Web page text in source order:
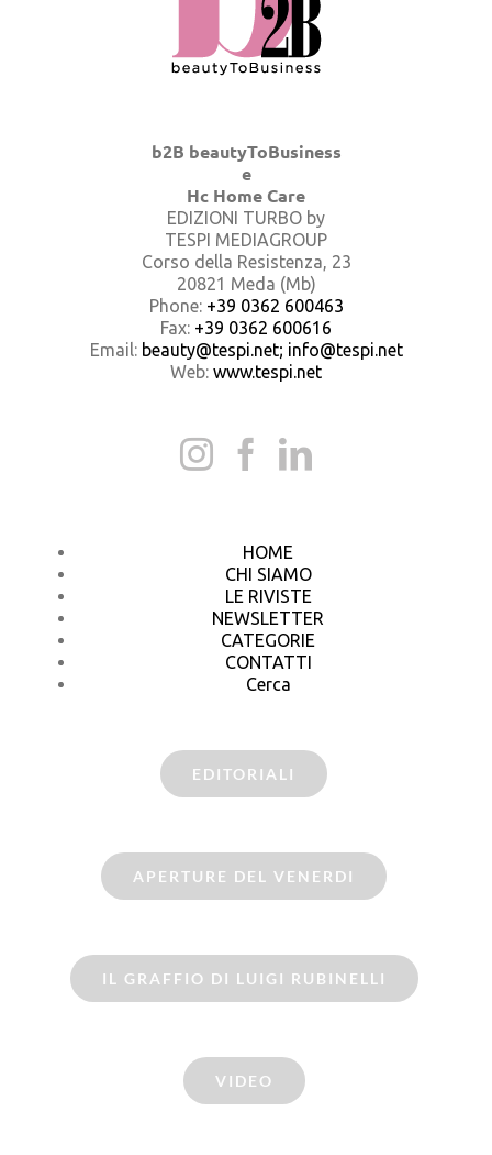
b2B beautyToBusiness
e
Hc Home Care
EDIZIONI TURBO by
TESPI MEDIAGROUP
Corso della Resistenza, 23
20821 Meda (Mb)
Phone: +39 0362 600463
Fax: +39 0362 600616
Email: beauty@tespi.net; info@tespi.net
Web: www.tespi.net
HOME
CHI SIAMO
LE RIVISTE
NEWSLETTER
CATEGORIE
CONTATTI
Cerca
EDITORIALI
APERTURE DEL VENERDI
IL GRAFFIO DI LUIGI RUBINELLI
VIDEO